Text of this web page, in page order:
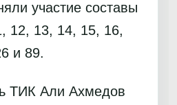
участие составы
13, 14, 15, 16,
и 89.
ТИК Али Ахмедов